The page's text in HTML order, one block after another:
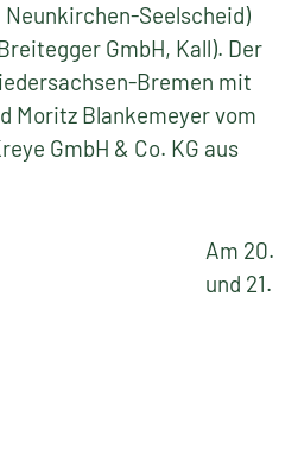
Neunkirchen-Seelscheid)
GmbH, Kall). Der
Bremen mit
Moritz Blankemeyer vom
GmbH & Co. KG aus
Am 20.
und 21.